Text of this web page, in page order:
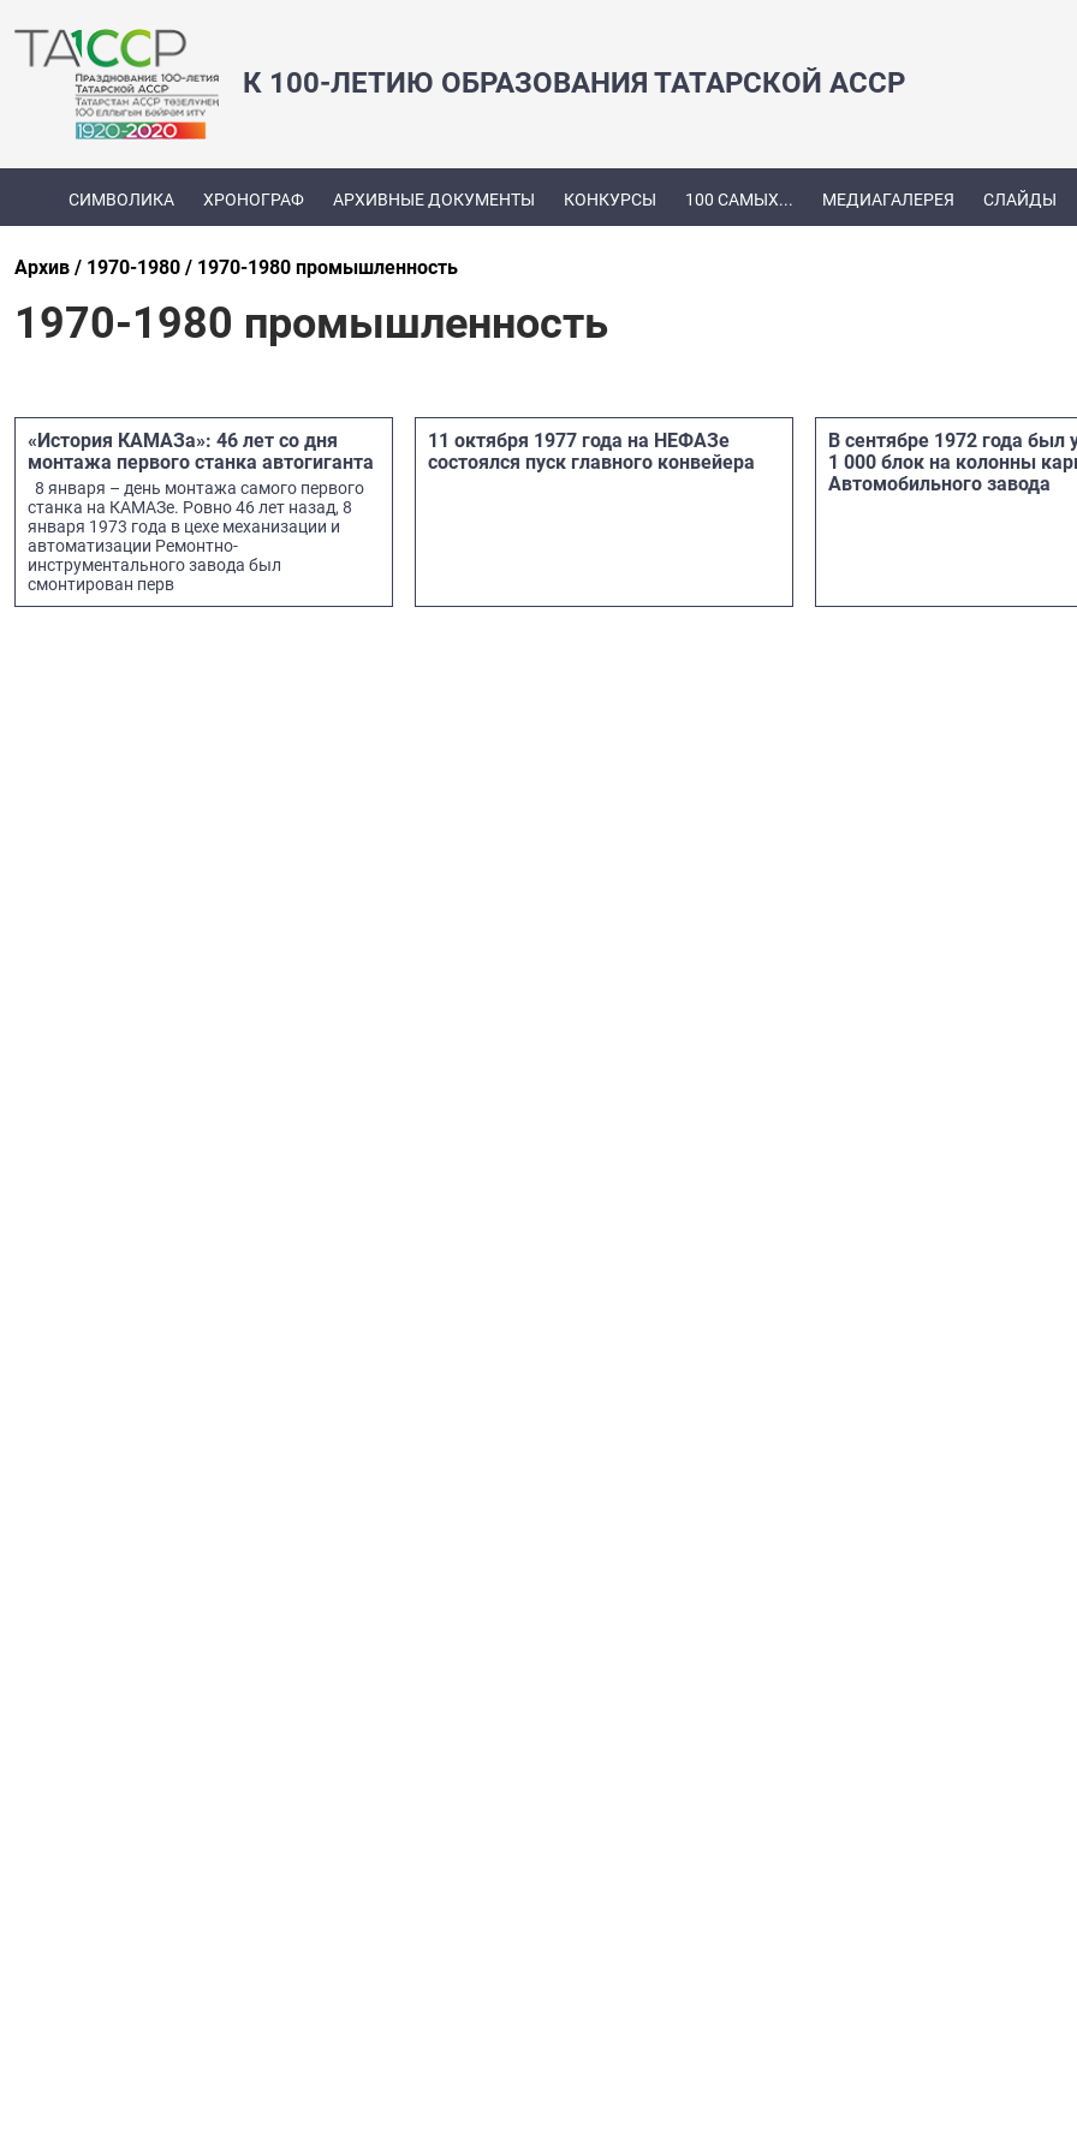
К 100-ЛЕТИЮ ОБРАЗОВАНИЯ ТАТАРСКОЙ АССР
СИМВОЛИКА ХРОНОГРАФ АРХИВНЫЕ ДОКУМЕНТЫ КОНКУРСЫ 100 САМЫХ... МЕДИАГАЛЕРЕЯ СЛАЙДЫ
Архив 1970-1980 1970-1980 промышленность
1970-1980 промышленность
«История КАМАЗа»: 46 лет со дня
монтажа первого станка автогиганта
8 января – день монтажа самого первого
станка на КАМАЗе. Ровно 46 лет назад, 8
января 1973 года в цехе механизации и
автоматизации Ремонтно-
инструментального завода был
смонтирован перв
11 октября 1977 года на НЕФАЗе
состоялся пуск главного конвейера
В сентябре 1972 года был
1 000 блок на колонны
Автомобильного завода